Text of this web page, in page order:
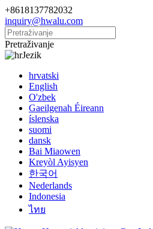
+8618137782032
inquiry@hwalu.com
Pretraživanje
Jezik
hrvatski
English
O'zbek
Gaeilgenah Éireann
íslenska
suomi
dansk
Bai Miaowen
Kreyòl Ayisyen
한국어
Nederlands
Indonesia
ไทย